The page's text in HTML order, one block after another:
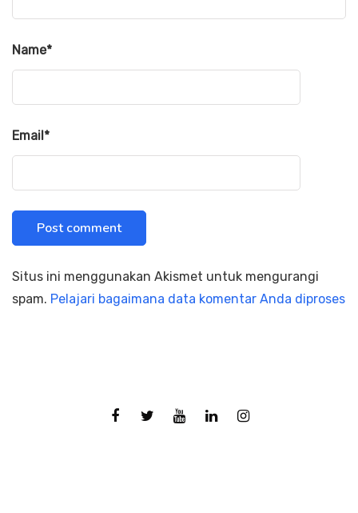
Name*
Email*
Situs ini menggunakan Akismet untuk mengurangi
spam. Pelajari bagaimana data komentar Anda diproses